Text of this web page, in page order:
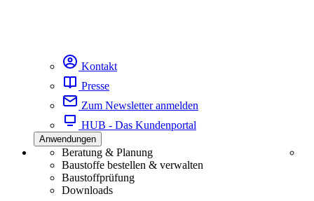
Kontakt
Presse
Zum Newsletter anmelden
HUB - Das Kundenportal
Anwendungen
Beratung & Planung
Baustoffe bestellen & verwalten
Baustoffprüfung
Downloads